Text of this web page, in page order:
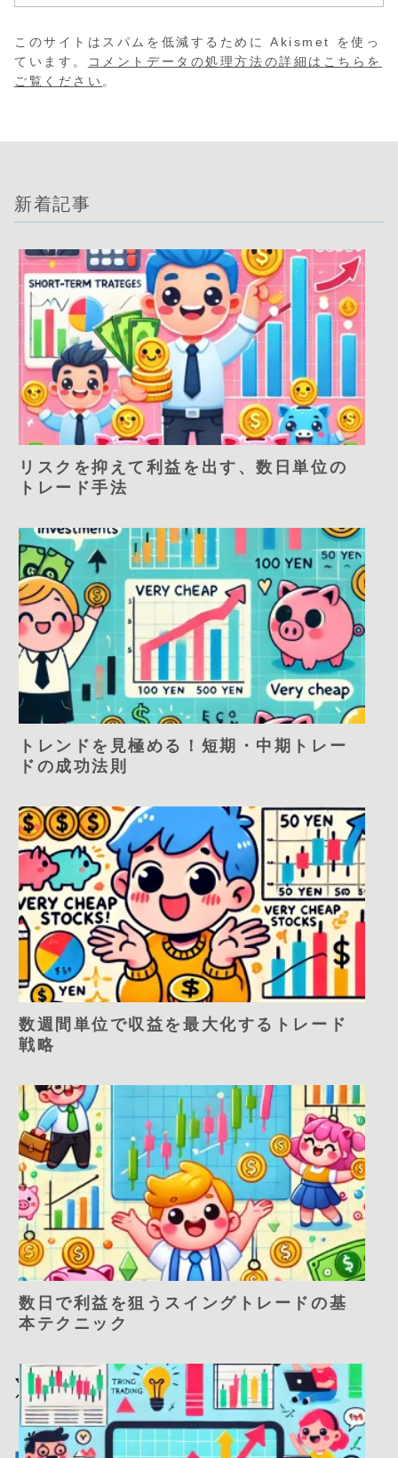
このサイトはスパムを低減するために Akismet を使っ
ています。
コメントデータの処理方法の詳細はこちらを
ご覧ください 。
新着記事
リスクを抑えて利益を出す、数日単位の
トレード手法
トレンドを見極める！短期・中期トレー
ドの成功法則
数週間単位で収益を最大化するトレード
戦略
数日で利益を狙うスイングトレードの基
本テクニック